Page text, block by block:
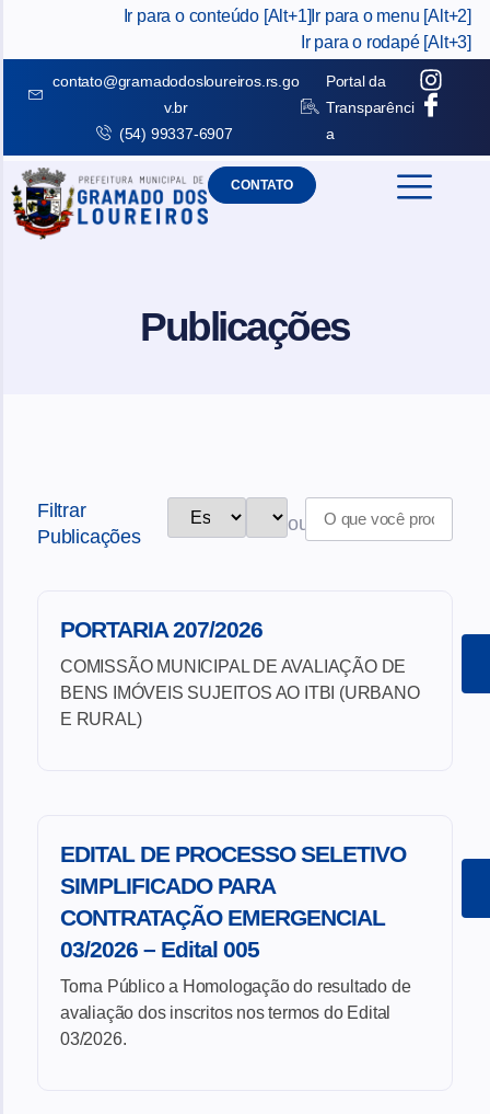
Ir para o conteúdo [Alt+1] Ir para o menu [Alt+2]
Ir para o rodapé [Alt+3]
contato@gramadodosloureiros.rs.go
v.br
(54) 99337-6907
Portal da
Transparênci
a
CONTATO
Publicações
Filtrar
Publicações
ou
PORTARIA 207/2026
COMISSÃO MUNICIPAL DE AVALIAÇÃO DE
BENS IMÓVEIS SUJEITOS AO ITBI (URBANO
E RURAL)
EDITAL DE PROCESSO SELETIVO
SIMPLIFICADO PARA
CONTRATAÇÃO EMERGENCIAL
03/2026 – Edital 005
Torna Público a Homologação do resultado de
avaliação dos inscritos nos termos do Edital
03/2026.